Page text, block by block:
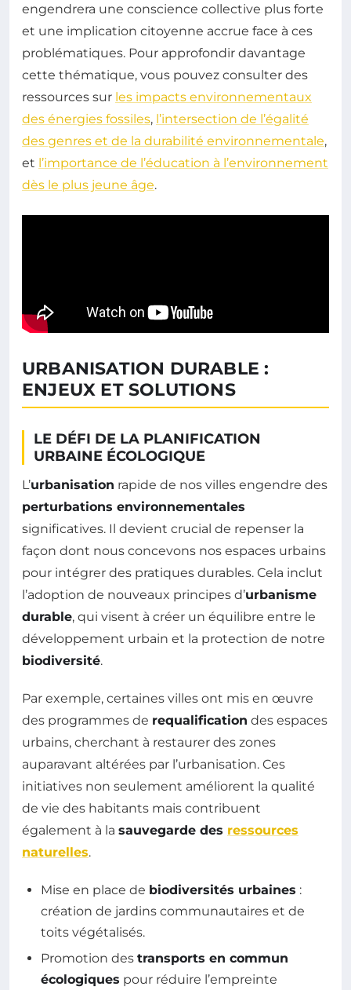
engendrera une conscience collective plus forte
et une implication citoyenne accrue face à ces
problématiques. Pour approfondir davantage
cette thématique, vous pouvez consulter des
ressources sur les impacts environnementaux
des énergies fossiles, l’intersection de l’égalité
des genres et de la durabilité environnementale,
et l’importance de l’éducation à l’environnement
dès le plus jeune âge.
URBANISATION DURABLE :
ENJEUX ET SOLUTIONS
LE DÉFI DE LA PLANIFICATION
URBAINE ÉCOLOGIQUE
L’urbanisation rapide de nos villes engendre des
perturbations environnementales
significatives. Il devient crucial de repenser la
façon dont nous concevons nos espaces urbains
pour intégrer des pratiques durables. Cela inclut
l’adoption de nouveaux principes d’urbanisme
durable, qui visent à créer un équilibre entre le
développement urbain et la protection de notre
biodiversité.
Par exemple, certaines villes ont mis en œuvre
des programmes de requalification des espaces
urbains, cherchant à restaurer des zones
auparavant altérées par l’urbanisation. Ces
initiatives non seulement améliorent la qualité
de vie des habitants mais contribuent
également à la sauvegarde des ressources
naturelles.
Mise en place de biodiversités urbaines :
création de jardins communautaires et de
toits végétalisés.
Promotion des transports en commun
écologiques pour réduire l’empreinte